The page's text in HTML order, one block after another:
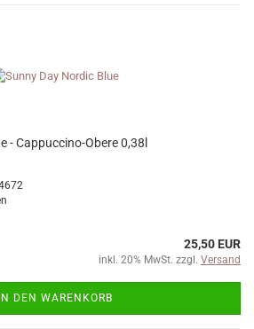
- Cappuccino-Obere 0,38l
25,50 EUR
inkl. 20% MwSt. zzgl. Versand
IN DEN WARENKORB